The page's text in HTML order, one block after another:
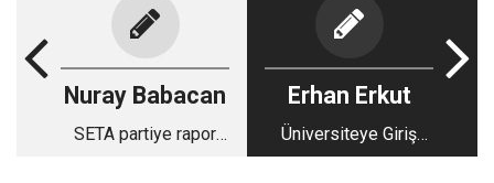
Nuray Babacan
SETA partiye rapor
Erhan Erkut
Üniversiteye Giriş
Sıralamaları Üzerine: